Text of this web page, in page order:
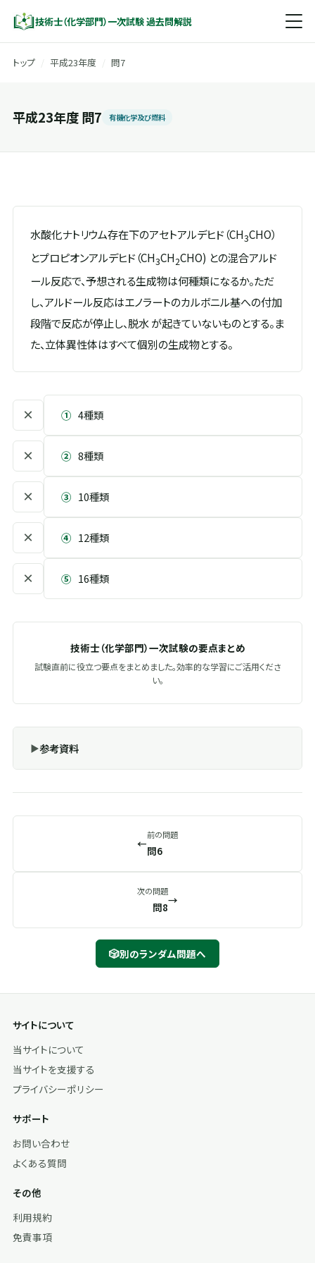
技術士（化学部門）一次試験 過去問解説
トップ 平成23年度 問7
平成23年度 問7 有機化学及び燃料
水酸化ナトリウム存在下のアセトアルデヒド（CH3CHO）
とプロピオンアルデヒド（CH3CH2CHO) との混合アルド
ール反応で、予想される生成物は何種類になるか。ただ
し、アルドール反応はエノラートのカルボニル基への付加
段階で反応が停止し、脱水 が起きていないものとする。ま
た、立体異性体はすべて個別の生成物とする。
× ① 4種類
× ② 8種類
× ③ 10種類
× ④ 12種類
× ⑤ 16種類
技術士（化学部門）一次試験の要点まとめ
試験直前に役立つ要点をまとめました。効率的な学習にご活用くださ
い。
参考資料
←
前の問題
問6
次の問題
問8
→
🎲別のランダム問題へ
サイトについて
当サイトについて
当サイトを支援する
プライバシーポリシー
サポート
お問い合わせ
よくある質問
その他
利用規約
免責事項